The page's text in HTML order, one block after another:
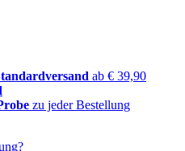
ab € 39,90
zu jeder Bestellung